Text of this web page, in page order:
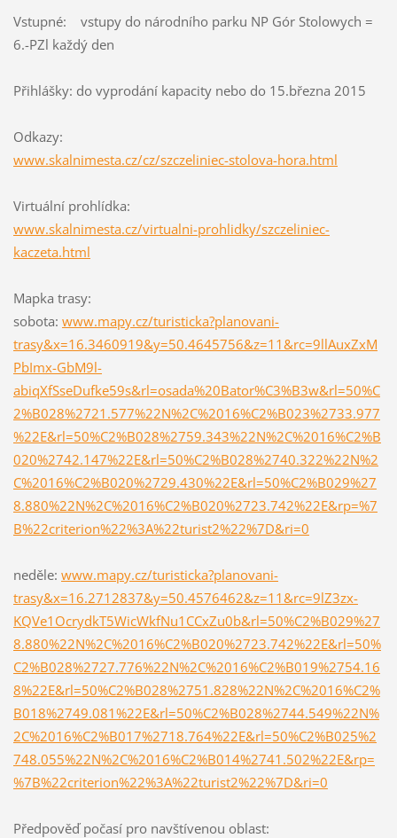
Vstupné: vstupy do národního parku NP Gór Stolowych =
6.-PZl každý den
Přihlášky: do vyprodání kapacity nebo do 15.března 2015
Odkazy:
www.skalnimesta.cz/cz/szczeliniec-stolova-hora.html
Virtuální prohlídka:
www.skalnimesta.cz/virtualni-prohlidky/szczeliniec-
kaczeta.html
Mapka trasy:
sobota: www.mapy.cz/turisticka?planovani-
trasy&x=16.3460919&y=50.4645756&z=11&rc=9llAuxZxM
PbImx-GbM9l-
abiqXfSseDufke59s&rl=osada%20Bator%C3%B3w&rl=50%C
2%B028%2721.577%22N%2C%2016%C2%B023%2733.977
%22E&rl=50%C2%B028%2759.343%22N%2C%2016%C2%B
020%2742.147%22E&rl=50%C2%B028%2740.322%22N%2
C%2016%C2%B020%2729.430%22E&rl=50%C2%B029%27
8.880%22N%2C%2016%C2%B020%2723.742%22E&rp=%7
B%22criterion%22%3A%22turist2%22%7D&ri=0
neděle: www.mapy.cz/turisticka?planovani-
trasy&x=16.2712837&y=50.4576462&z=11&rc=9lZ3zx-
KQVe1OcrydkT5WicWkfNu1CCxZu0b&rl=50%C2%B029%27
8.880%22N%2C%2016%C2%B020%2723.742%22E&rl=50%
C2%B028%2727.776%22N%2C%2016%C2%B019%2754.16
8%22E&rl=50%C2%B028%2751.828%22N%2C%2016%C2%
B018%2749.081%22E&rl=50%C2%B028%2744.549%22N%
2C%2016%C2%B017%2718.764%22E&rl=50%C2%B025%2
748.055%22N%2C%2016%C2%B014%2741.502%22E&rp=
%7B%22criterion%22%3A%22turist2%22%7D&ri=0
​Předpověď počasí pro navštívenou oblast: